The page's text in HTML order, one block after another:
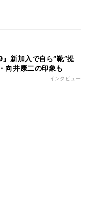
新加入で自ら“靴”提
井康二の印象も
インタビュー